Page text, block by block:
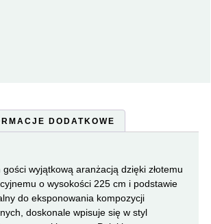
DODATKOWE
wyjątkową aranżacją dzięki złotemu
o wysokości 225 cm i podstawie
do eksponowania kompozycji
doskonale wpisuje się w styl